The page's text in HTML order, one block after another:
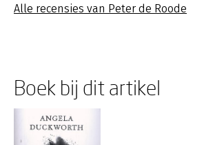
Alle recensies van Peter de Roode
Boek bij dit artikel